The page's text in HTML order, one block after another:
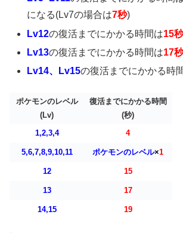
になる(Lv7の場合は7秒)
Lv12の復活までにかかる時間は15
Lv13の復活までにかかる時間は17
Lv14、Lv15の復活までにかかる時
ポケモンのレベル
(Lv)
復活までにかかる時間
(秒)
1,2,3,4
4
5,6,7,8,9,10,11 ポケモンのレベル×1
12 15
13 17
14,15 19